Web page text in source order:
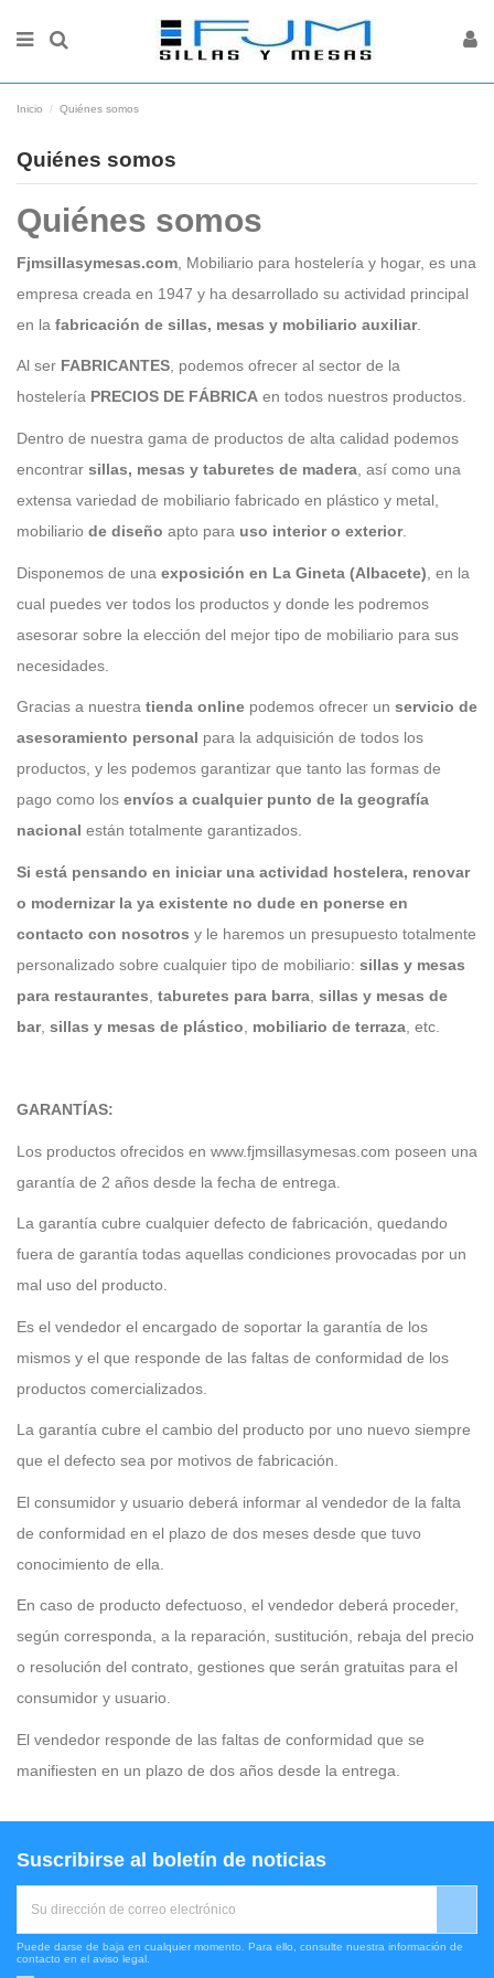
Inicio Quiénes somos
Quiénes somos
Quiénes somos
Fjmsillasymesas.com Mobiliario para hostelería y hogar, es una
empresa creada en 1947 y ha desarrollado su actividad principal
en la fabricación de sillas, mesas y mobiliario auxiliar.
Al ser FABRICANTES, podemos ofrecer al sector de la
hostelería PRECIOS DE FÁBRICA en todos nuestros productos.
Dentro de nuestra gama de productos de alta calidad podemos
encontrar sillas, mesas y taburetes de madera , así como una
extensa variedad de mobiliario fabricado en plástico y metal,
mobiliario de diseño apto para uso interior o exterior.
Disponemos de una exposición en La Gineta (Albacete) , en la
cual puedes ver todos los productos y donde les podremos
asesorar sobre la elección del mejor tipo de mobiliario para sus
necesidades.
Gracias a nuestra tienda online podemos ofrecer un servicio de
asesoramiento personal para la adquisición de todos los
productos, y les podemos garantizar que tanto las formas de
pago como los envíos a cualquier punto de la geografía
nacional están totalmente garantizados.
Si está pensando en iniciar una actividad hostelera, renovar
o modernizar la ya existente no dude en ponerse en
contacto con nosotros y le haremos un presupuesto totalmente
personalizado sobre cualquier tipo de mobiliario: sillas y mesas
para restaurantes taburetes para barra sillas y mesas de
bar, sillas y mesas de plástico mobiliario de terraza , etc.
GARANTÍAS:
Los productos ofrecidos en www.fjmsillasymesas.com poseen una
garantía de 2 años desde la fecha de entrega.
La garantía cubre cualquier defecto de fabricación, quedando
fuera de garantía todas aquellas condiciones provocadas por un
mal uso del producto.
Es el vendedor el encargado de soportar la garantía de los
mismos y el que responde de las faltas de conformidad de los
productos comercializados.
La garantía cubre el cambio del producto por uno nuevo siempre
que el defecto sea por motivos de fabricación.
El consumidor y usuario deberá informar al vendedor de la falta
de conformidad en el plazo de dos meses desde que tuvo
conocimiento de ella.
En caso de producto defectuoso, el vendedor deberá proceder,
según corresponda, a la reparación, sustitución, rebaja del precio
o resolución del contrato, gestiones que serán gratuitas para el
consumidor y usuario.
El vendedor responde de las faltas de conformidad que se
manifiesten en un plazo de dos años desde la entrega.
Suscribirse al boletín de noticias
Puede darse de baja en cualquier momento. Para ello, consulte nuestra información de
contacto en el aviso legal.